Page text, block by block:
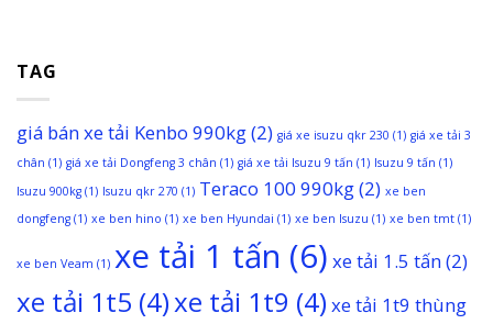
TAG
giá bán xe tải Kenbo 990kg(2) giá xe isuzu qkr 230 (1) giá xe tải 3
chân (1) giá xe tải Dongfeng 3 chân (1) giá xe tải Isuzu 9 tấn (1) Isuzu 9 tấn (1)
Isuzu 900kg (1) Isuzu qkr 270 (1) Teraco 100 990kg(2) xe ben
dongfeng (1) xe ben hino (1) xe ben Hyundai (1) xe ben Isuzu (1) xe ben tmt (1)
xe ben Veam (1) xe tải 1 tấn (6) xe tải 1.5 tấn(2)
xe tải 1t5 (4)xe tải 1t9 (4) xe tải 1t9 thùng